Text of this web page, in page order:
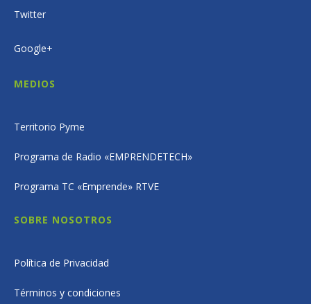
Twitter
Google+
MEDIOS
Territorio Pyme
Programa de Radio «EMPRENDETECH»
Programa TC «Emprende» RTVE
SOBRE NOSOTROS
Política de Privacidad
Términos y condiciones